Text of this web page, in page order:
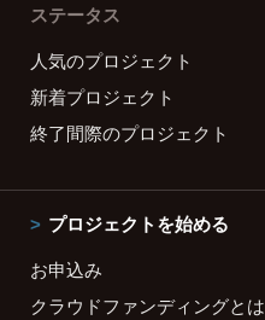
ステータス
人気のプロジェクト
新着プロジェクト
終了間際のプロジェクト
プロジェクトを始める
お申込み
クラウドファンディングとは